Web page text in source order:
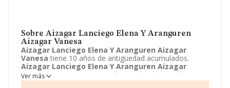
Sobre Aizagar Lanciego Elena Y Aranguren
Aizagar Vanesa
Aizagar Lanciego Elena Y Aranguren Aizagar
Vanesa tiene 10 años de antigüedad acumulados.
Aizagar Lanciego Elena Y Aranguren Aizagar
Vanesase encuentra en Calle Berokizelaia, null. Su
actividad CNAE está incluida en 5630 - Servicios de
Ver más